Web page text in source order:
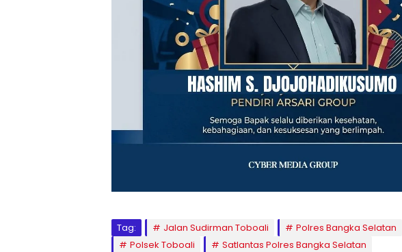
Tag: Jalan Sudirman Toboali
Polres Bangka Selatan
Polsek Toboali
Satlantas Polres Bangka Selatan